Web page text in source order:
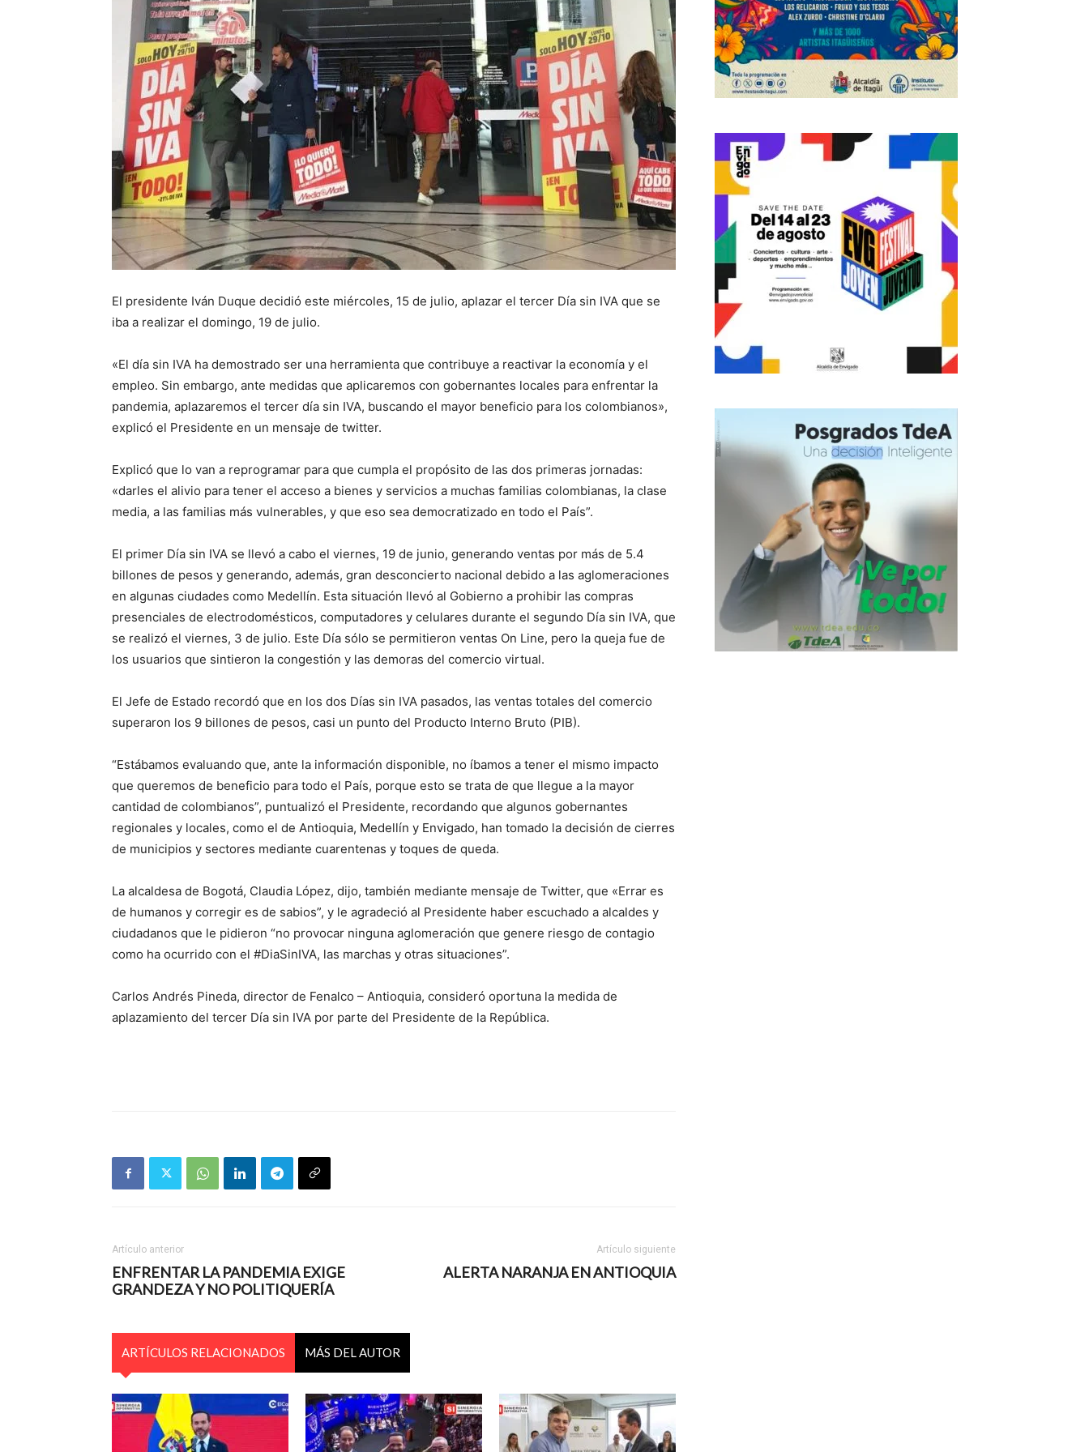
El presidente Iván Duque decidió este miércoles, 15 de julio, aplazar el tercer Día sin IVA que se
iba a realizar el domingo, 19 de julio.
«El día sin IVA ha demostrado ser una herramienta que contribuye a reactivar la economía y el
empleo. Sin embargo, ante medidas que aplicaremos con gobernantes locales para enfrentar la
pandemia, aplazaremos el tercer día sin IVA, buscando el mayor beneficio para los colombianos»,
explicó el Presidente en un mensaje de twitter.
Explicó que lo van a reprogramar para que cumpla el propósito de las dos primeras jornadas:
«darles el alivio para tener el acceso a bienes y servicios a muchas familias colombianas, la clase
media, a las familias más vulnerables, y que eso sea democratizado en todo el País”.
El primer Día sin IVA se llevó a cabo el viernes, 19 de junio, generando ventas por más de 5.4
billones de pesos y generando, además, gran desconcierto nacional debido a las aglomeraciones
en algunas ciudades como Medellín. Esta situación llevó al Gobierno a prohibir las compras
presenciales de electrodomésticos, computadores y celulares durante el segundo Día sin IVA, que
se realizó el viernes, 3 de julio. Este Día sólo se permitieron ventas On Line, pero la queja fue de
los usuarios que sintieron la congestión y las demoras del comercio virtual.
El Jefe de Estado recordó que en los dos Días sin IVA pasados, las ventas totales del comercio
superaron los 9 billones de pesos, casi un punto del Producto Interno Bruto (PIB).
“Estábamos evaluando que, ante la información disponible, no íbamos a tener el mismo impacto
que queremos de beneficio para todo el País, porque esto se trata de que llegue a la mayor
cantidad de colombianos”, puntualizó el Presidente, recordando que algunos gobernantes
regionales y locales, como el de Antioquia, Medellín y Envigado, han tomado la decisión de cierres
de municipios y sectores mediante cuarentenas y toques de queda.
La alcaldesa de Bogotá, Claudia López, dijo, también mediante mensaje de Twitter, que «Errar es
de humanos y corregir es de sabios”, y le agradeció al Presidente haber escuchado a alcaldes y
ciudadanos que le pidieron “no provocar ninguna aglomeración que genere riesgo de contagio
como ha ocurrido con el #DiaSinIVA, las marchas y otras situaciones”.
Carlos Andrés Pineda, director de Fenalco – Antioquia, consideró oportuna la medida de
aplazamiento del tercer Día sin IVA por parte del Presidente de la República.
Artículo anterior
ENFRENTAR LA PANDEMIA EXIGE
GRANDEZA Y NO POLITIQUERÍA
Artículo siguiente
ALERTA NARANJA EN ANTIOQUIA
ARTÍCULOS RELACIONADOS MÁS DEL AUTOR